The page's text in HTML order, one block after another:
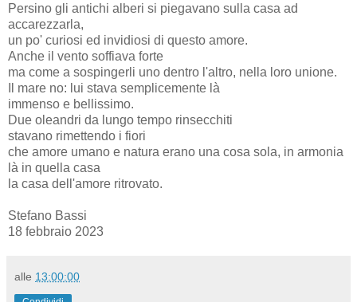
Persino gli antichi alberi si piegavano sulla casa ad
accarezzarla,
un po' curiosi ed invidiosi di questo amore.
Anche il vento soffiava forte
ma come a sospingerli uno dentro l'altro, nella loro unione.
Il mare no: lui stava semplicemente là
immenso e bellissimo.
Due oleandri da lungo tempo rinsecchiti
stavano rimettendo i fiori
che amore umano e natura erano una cosa sola, in armonia
là in quella casa
la casa dell'amore ritrovato.
Stefano Bassi
18 febbraio 2023
alle 13:00:00